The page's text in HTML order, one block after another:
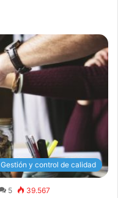
Gestión y control de calidad
5 39.567